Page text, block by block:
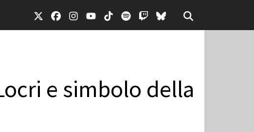
e simbolo della